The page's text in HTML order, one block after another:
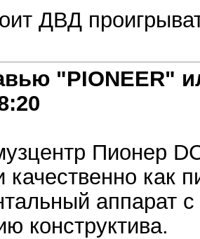
ДВД
"PIONEER"
Пионер
качественно как
аппарат с
конструктива.